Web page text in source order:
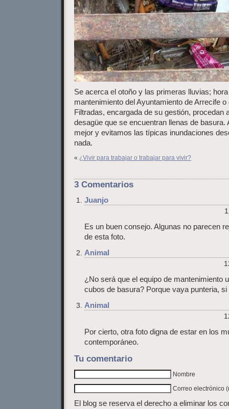
Se acerca el otoño y las primeras lluvias;
mantenimiento del Ayuntamiento de Arrecife
Filtradas, encargada de su gestión, procedan
desagüe que se encuentran llenas de
mejor y evitamos las típicas inundaciones
nada.
« ¿Vivir para trabajar o trabajar para vivir?
3 Comentarios
Juanjo
Es un buen consejo. Algunas no parecen
de esta foto.
Animal
¿No será que el equipo de mantenimiento
cubos de basura? Porque vaya punteria,
Animal
Por cierto, otra foto digna de estar en los
contemporáneo.
Tu comentario
Nombre
Correo electrónico
El blog se reserva el derecho a eliminar los